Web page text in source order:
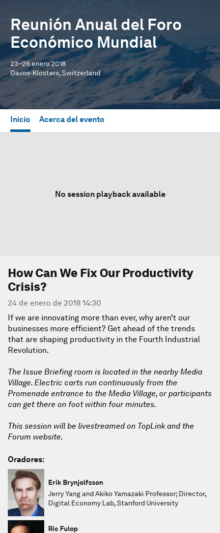
Reunión Anual del Foro
Económico Mundial
23–26 enero 2018
Davos-Klosters, Switzerland
Inicio Acerca del evento
No session playback available
How Can We Fix Our Productivity
Crisis?
24 de enero de 2018 14:30
If we are innovating more than ever, why aren’t our
businesses more efficient? Get ahead of the trends
that are shaping productivity in the Fourth Industrial
Revolution.
The Issue Briefing room is located in the nearby Media
Village. Electric carts run continuously from the
Promenade entrance to the Media Village, or participants
can get there on foot within four minutes.
This session will be livestreamed on TopLink and the
Forum website.
Oradores:
Erik Brynjolfsson
Jerry Yang and Akiko Yamazaki Professor; Director,
Digital Economy Lab, Stanford University
Ric Fulop